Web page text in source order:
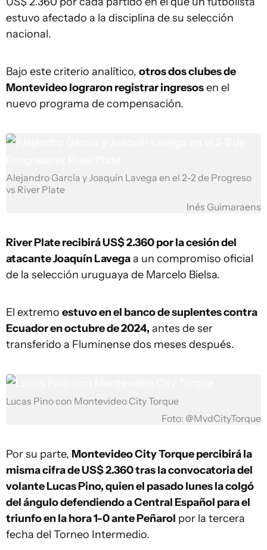
estuvo afectado a la disciplina de su selección
nacional.
Bajo este criterio analítico, otros dos clubes de
Montevideo lograron registrar ingresosen el
nuevo programa de compensación.
Alejandro García y Joaquín Lavega en el 2-2 de Progreso
vs River Plate
Inés Guimaraens
River Plate recibirá US$ 2.360 por la cesión del
atacante Joaquín Lavegaa un compromiso oficial
de la selección uruguaya de Marcelo Bielsa.
El extremo estuvo en el banco de suplentes contra
Ecuador en octubre de 2024, antes de ser
transferido a Fluminense dos meses después.
Lucas Pino con Montevideo City Torque
Foto: @MvdCityTorque
Por su parte, Montevideo City Torque percibirá la
misma cifra de US$ 2.360 tras la convocatoria del
volante Lucas Pino, quien el pasado lunes la colgó
del ángulo defendiendo a Central Español para el
triunfo en la hora 1-0 ante Peñarol por la tercera
fecha del Torneo Intermedio.